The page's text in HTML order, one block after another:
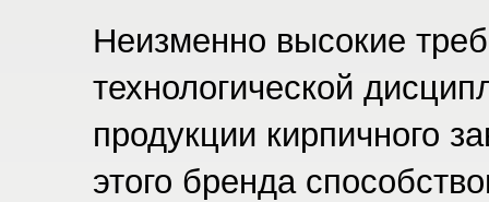
Неизменно высокие
технологической
продукции кирпичного
этого бренда